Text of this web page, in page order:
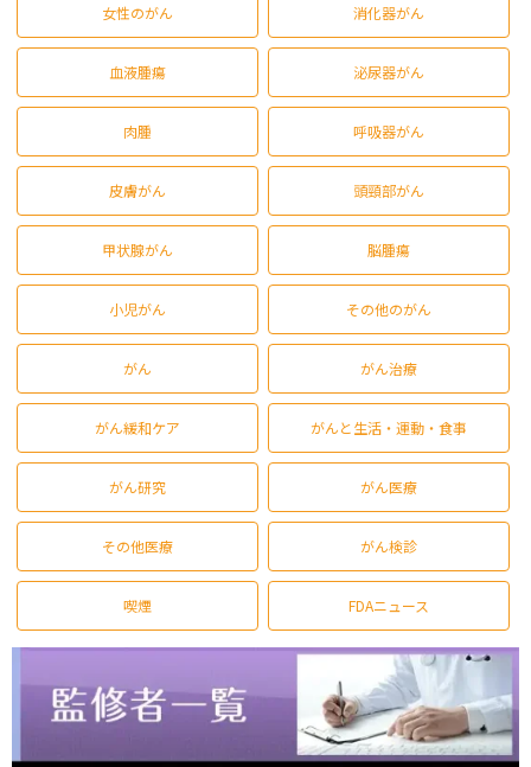
女性のがん 消化器がん
血液腫瘍 泌尿器がん
肉腫 呼吸器がん
皮膚がん 頭頸部がん
甲状腺がん 脳腫瘍
小児がん その他のがん
がん がん治療
がん緩和ケア がんと生活・運動・食事
がん研究 がん医療
その他医療 がん検診
喫煙 FDAニュース